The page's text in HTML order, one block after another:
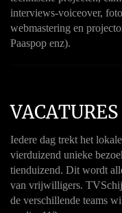
interviews-voiceover,
webmastering en
Paaspop enz).
Iedere dag trekt het
vierduizend unieke
tienduizend. Dit wordt
van vrijwilligers.
de verschillende teams